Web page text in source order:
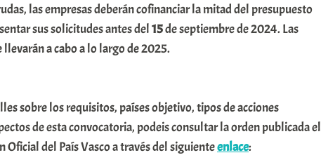
las empresas deberán cofinanciar la mitad del presupuesto
sus solicitudes antes del15de septiembre de 2024. Las
llevarán a cabo a lo largo de 2025.
sobre los requisitos, países objetivo, tipos de acciones
de esta convocatoria, podeis consultar la orden publicada el
Oficial del País Vasco a través del siguienteenlace: